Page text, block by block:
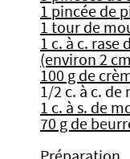
1 pincée de
1 tour de
1 c. à c. rase
(environ 2
100 g de
1/2 c. à c. de
1 c. à s. de
70 g de